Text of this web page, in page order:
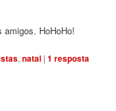
HoHoHo!
,natal |1 resposta